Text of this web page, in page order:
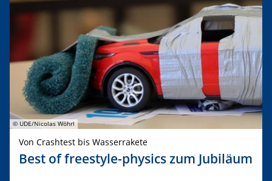
© UDE/Nicolas Wöhrl
Von Crashtest bis Wasserrakete
Best of freestyle-physics zum Jubiläum